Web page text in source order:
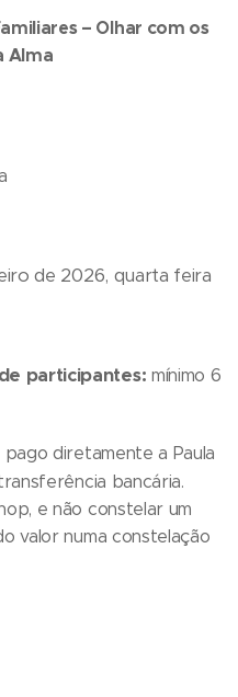
– Olhar com os
Alma
de 2026, quarta feira
participantes: mínimo 6
pago diretamente a Paula
bancária.
e não constelar um
valor numa constelação